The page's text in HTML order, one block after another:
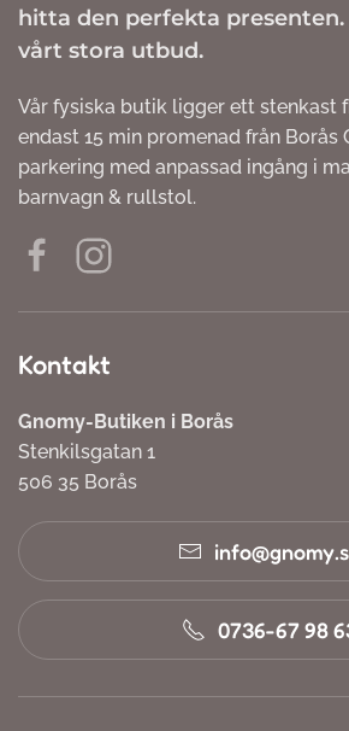
hitta den perfekta presenten.
vårt stora utbud.
Vår fysiska butik ligger ett stenkast
endast 15 min promenad från Borås
parkering med anpassad ingång i
barnvagn & rullstol.
Kontakt
Gnomy-Butiken i Borås
Stenkilsgatan 1
506 35 Borås
0736-67 98